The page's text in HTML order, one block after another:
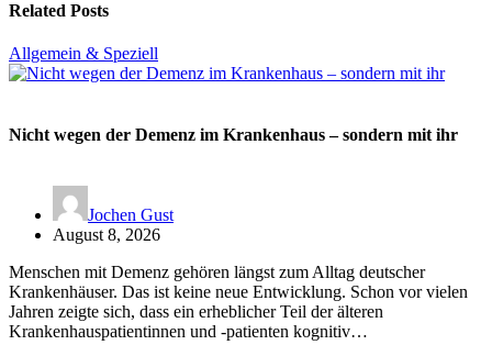
Related Posts
Allgemein & Speziell
Nicht wegen der Demenz im Krankenhaus – sondern mit ihr
Jochen Gust
August 8, 2026
Menschen mit Demenz gehören längst zum Alltag deutscher
Krankenhäuser. Das ist keine neue Entwicklung. Schon vor vielen
Jahren zeigte sich, dass ein erheblicher Teil der älteren
Krankenhauspatientinnen und -patienten kognitiv…